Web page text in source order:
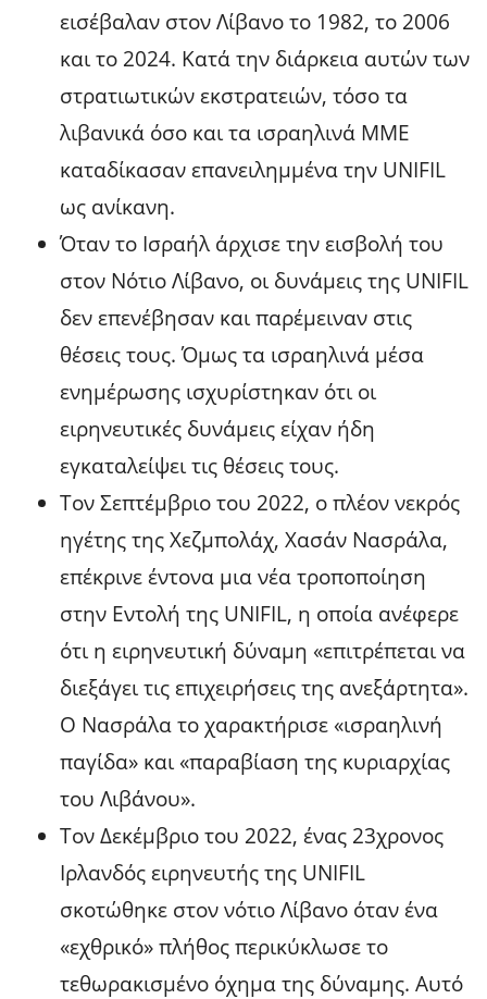
εισέβαλαν στον Λίβανο το 1982, το 2006
και το 2024. Κατά την διάρκεια αυτών των
στρατιωτικών εκστρατειών, τόσο τα
λιβανικά όσο και τα ισραηλινά ΜΜΕ
καταδίκασαν επανειλημμένα την UNIFIL
ως ανίκανη.
Όταν το Ισραήλ άρχισε την εισβολή του
στον Νότιο Λίβανο, οι δυνάμεις της UNIFIL
δεν επενέβησαν και παρέμειναν στις
θέσεις τους. Όμως τα ισραηλινά μέσα
ενημέρωσης ισχυρίστηκαν ότι οι
ειρηνευτικές δυνάμεις είχαν ήδη
εγκαταλείψει τις θέσεις τους.
Τον Σεπτέμβριο του 2022, ο πλέον νεκρός
ηγέτης της Χεζμπολάχ, Χασάν Νασράλα,
επέκρινε έντονα μια νέα τροποποίηση
στην Εντολή της UNIFIL, η οποία ανέφερε
ότι η ειρηνευτική δύναμη «επιτρέπεται να
διεξάγει τις επιχειρήσεις της ανεξάρτητα».
Ο Νασράλα το χαρακτήρισε «ισραηλινή
παγίδα» και «παραβίαση της κυριαρχίας
του Λιβάνου».
Τον Δεκέμβριο του 2022, ένας 23χρονος
Ιρλανδός ειρηνευτής της UNIFIL
σκοτώθηκε στον νότιο Λίβανο όταν ένα
«εχθρικό» πλήθος περικύκλωσε το
τεθωρακισμένο όχημα της δύναμης. Αυτό